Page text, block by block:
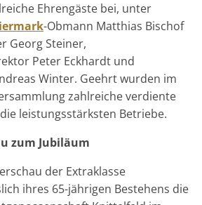
Ehrengäste bei, unter
-Obmann Matthias Bischof
Georg Steiner,
Peter Eckhardt und
Winter. Geehrt wurden im
zahlreiche verdiente
leistungsstärksten Betriebe.
zum Jubiläum
der Extraklasse
ihres 65-jährigen Bestehens die